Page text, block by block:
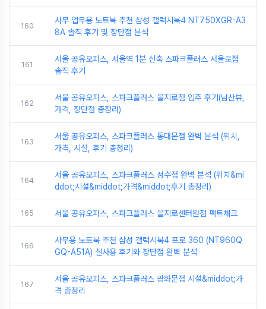
160
사무 업무용 노트북 추천 삼성 갤럭시북4 NT750XGR-A3
8A 솔직 후기 및 장단점 분석
161
서울 공유오피스, 서울역 1분 신축 스파크플러스 서울로점
솔직 후기
162
서울 공유오피스, 스파크플러스 을지로점 입주 후기(남산뷰,
가격, 장단점 총정리)
163
서울 공유오피스, 스파크플러스 동대문점 완벽 분석 (위치,
가격, 시설, 후기 총정리)
164
서울 공유오피스, 스파크플러스 성수점 완벽 분석 (위치&mi
ddot;시설&middot;가격&middot;후기 총정리)
165 서울 공유오피스, 스파크플러스 을지로센터원점 팩트체크
166
사무용 노트북 추천 삼성 갤럭시북4 프로 360 (NT960Q
GQ-A51A) 실사용 후기와 장단점 완벽 분석
167
서울 공유오피스, 스파크플러스 광화문점 시설&middot;가
격 총정리